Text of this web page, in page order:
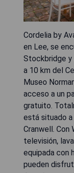
Cordelia by
en Lee, se
Stockbridge y
a 10 km del
Museo
acceso a un
gratuito.
está situado a
Cranwell. Con
televisión,
equipada con
pueden